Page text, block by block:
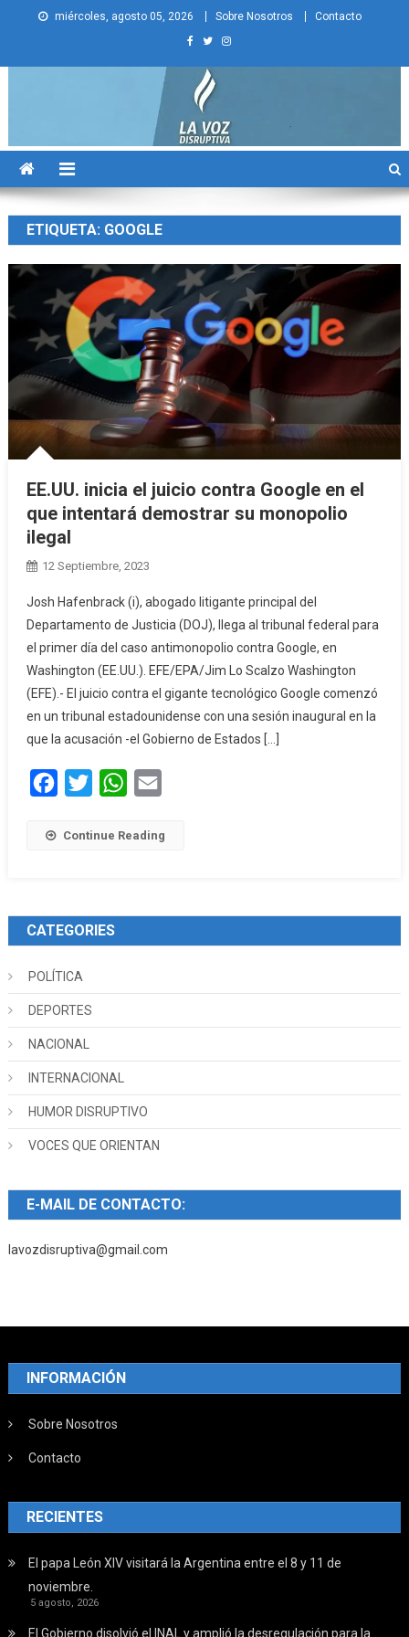
miércoles, agosto 05, 2026 Sobre Nosotros Contacto
La Voz Disruptiva
ETIQUETA: GOOGLE
EE.UU. inicia el juicio contra Google en el
que intentará demostrar su monopolio
ilegal
12 Septiembre, 2023
Josh Hafenbrack (i), abogado litigante principal del
Departamento de Justicia (DOJ), llega al tribunal federal para
el primer día del caso antimonopolio contra Google, en
Washington (EE.UU.). EFE/EPA/Jim Lo Scalzo Washington
(EFE).- El juicio contra el gigante tecnológico Google comenzó
en un tribunal estadounidense con una sesión inaugural en la
que la acusación -el Gobierno de Estados […]
Facebook
Twitter WhatsApp
Continue Reading
CATEGORIES
POLÍTICA
DEPORTES
NACIONAL
INTERNACIONAL
HUMOR DISRUPTIVO
VOCES QUE ORIENTAN
E-MAIL DE CONTACTO:
lavozdisruptiva@gmail.com
INFORMACIÓN
Sobre Nosotros
Contacto
RECIENTES
El papa León XIV visitará la Argentina entre el 8 y 11 de
noviembre.
5 agosto, 2026
El Gobierno disolvió el INAL y amplió la desregulación para la